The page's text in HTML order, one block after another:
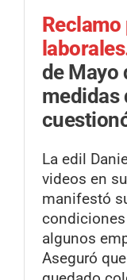
de Mayo
medidas
La edil
videos en
manifestó
algunos
Aseguró